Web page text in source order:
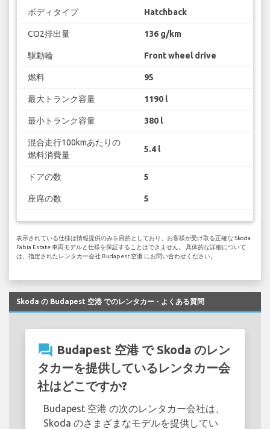
ボディタイプ Hatchback
CO2排出量 136 g/km
駆動輪 Front wheel drive
燃料 95
最大トランク容量 1190 l
最小トランク容量 380 l
混合走行100kmあたりの
燃料消費量
5.4 l
ドアの数 5
座席の数 5
表示されている仕様は情報提供のみを目的としており、お客様が受け取る正確な Skoda
Fabia Estate 車両モデルと仕様を保証することはできません。 具体的な詳細について
は、指定されたレンタカー会社 Budapest 空港 にお問い合わせください。
Skoda の Budapest 空港 でのレンタカー - よくある質問
question_answer Budapest 空港 で Skoda のレン
タカーを提供しているレンタカー会
社はどこですか?
Budapest 空港 の次のレンタカー会社は、
Skoda のさまざまなモデルを提供してい